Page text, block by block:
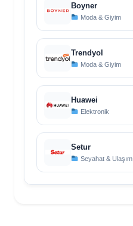
Boyner
Moda & Giyim
Trendyol
Moda & Giyim
Huawei
Elektronik
Setur
Seyahat & Ulaşım